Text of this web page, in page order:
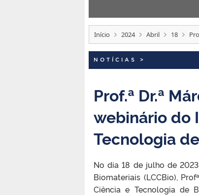
Início 2024 Abril 18
NOTÍCIAS >
Prof.ª Dr.ª
webinário do
Tecnologia
No dia 18 de julho de
Biomateriais (LCCBio),
Ciência e Tecnologia de